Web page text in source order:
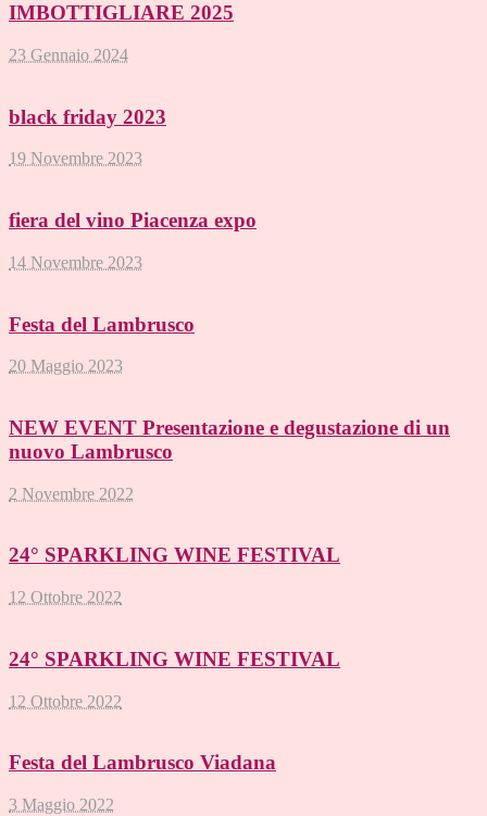
IMBOTTIGLIARE 2025
23 Gennaio 2024
black friday 2023
19 Novembre 2023
fiera del vino Piacenza expo
14 Novembre 2023
Festa del Lambrusco
20 Maggio 2023
NEW EVENT Presentazione e degustazione di un
nuovo Lambrusco
2 Novembre 2022
24° SPARKLING WINE FESTIVAL
12 Ottobre 2022
24° SPARKLING WINE FESTIVAL
12 Ottobre 2022
Festa del Lambrusco Viadana
3 Maggio 2022